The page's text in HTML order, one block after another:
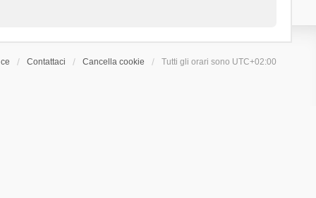
Contattaci Cancella cookie Tutti gli orari sono UTC+02:00